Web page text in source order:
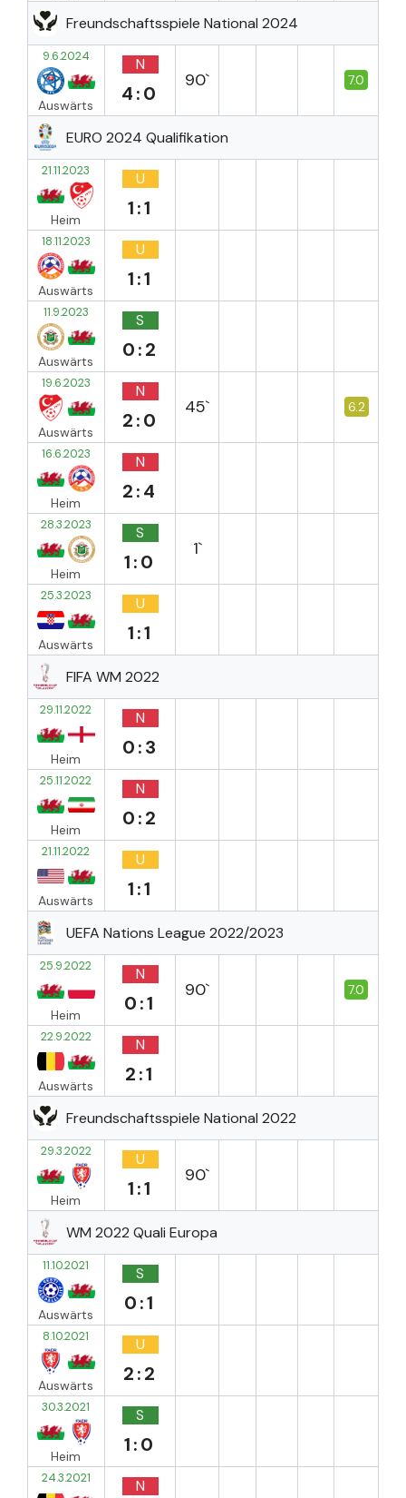
Freundschaftsspiele National 2024
9.6.2024
Auswärts
N
4:0
90` 7.0
EURO 2024 Qualifikation
21.11.2023
Heim
U
1:1
18.11.2023
Auswärts
U
1:1
11.9.2023
Auswärts
S
0:2
19.6.2023
Auswärts
N
2:0
45` 6.2
16.6.2023
Heim
N
2:4
28.3.2023
Heim
S
1:0
1`
25.3.2023
Auswärts
U
1:1
FIFA WM 2022
29.11.2022
Heim
N
0:3
25.11.2022
Heim
N
0:2
21.11.2022
Auswärts
U
1:1
UEFA Nations League 2022/2023
25.9.2022
Heim
N
0:1
90` 7.0
22.9.2022
Auswärts
N
2:1
Freundschaftsspiele National 2022
29.3.2022
Heim
U
1:1
90`
WM 2022 Quali Europa
11.10.2021
Auswärts
S
0:1
8.10.2021
Auswärts
U
2:2
30.3.2021
Heim
S
1:0
24.3.2021 N